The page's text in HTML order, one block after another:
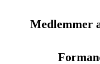
Medlemmer